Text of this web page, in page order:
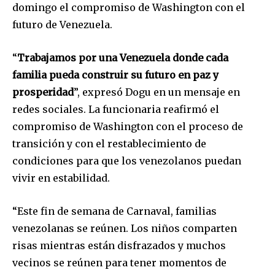
SUBSCRIBERS and be part of the
conversation.
To subscribe, simply enter your email address on our website
or click the subscribe button below. Don't worry, we respect
domingo el compromiso de Washington con el
futuro de Venezuela.
“Trabajamos por una Venezuela donde cada
familia pueda construir su futuro en paz y
prosperidad”, expresó Dogu en un mensaje en
redes sociales. La funcionaria reafirmó el
compromiso de Washington con el proceso de
transición y con el restablecimiento de
condiciones para que los venezolanos puedan
vivir en estabilidad.
“Este fin de semana de Carnaval, familias
venezolanas se reúnen. Los niños comparten
risas mientras están disfrazados y muchos
vecinos se reúnen para tener momentos de